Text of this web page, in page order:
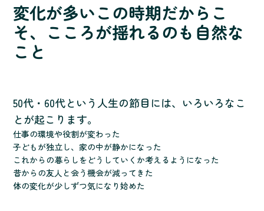
変化が多いこの時期だからこ
そ、こころが揺れるのも自然な
こと
50代・60代という人生の節目には、いろいろなこ
とが起こります。
仕事の環境や役割が変わった
子どもが独立し、家の中が静かになった
これからの暮らしをどうしていくか考えるようになった
昔からの友人と会う機会が減ってきた
体の変化が少しずつ気になり始めた